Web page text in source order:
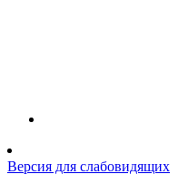
Версия для слабовидящих